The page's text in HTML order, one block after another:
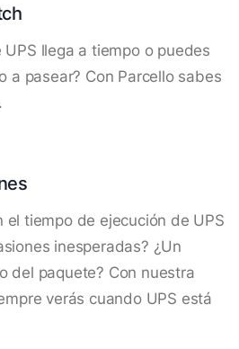
UPS llega a tiempo o puedes
a pasear? Con Parcello sabes
el tiempo de ejecución de UPS
inesperadas? ¿Un
del paquete? Con nuestra
verás cuando UPS está